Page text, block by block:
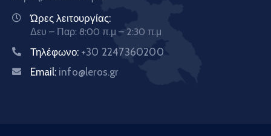
Ώρες λειτουργίας:
Δευ – Παρ: 8:00 π.μ – 2:30 π.μ
Τηλέφωνο: +30 2247360200
Email: info@leros.gr